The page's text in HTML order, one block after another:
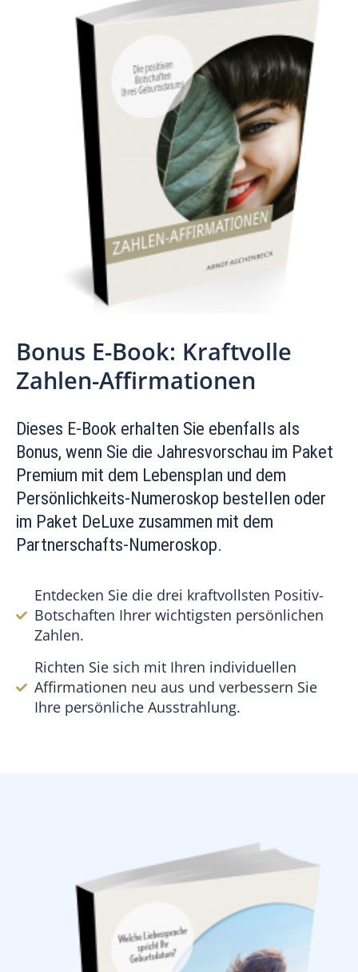
Bonus E-Book: Kraftvolle
Zahlen-Affirmationen
Dieses E-Book erhalten Sie ebenfalls als
Bonus, wenn Sie die Jahresvorschau im Paket
Premium mit dem Lebensplan und dem
Persönlichkeits-Numeroskop bestellen oder
im Paket DeLuxe zusammen mit dem
Partnerschafts-Numeroskop.
Entdecken Sie die drei kraftvollsten Positiv-
Botschaften Ihrer wichtigsten persönlichen
Zahlen.
Richten Sie sich mit Ihren individuellen
Affirmationen neu aus und verbessern Sie
Ihre persönliche Ausstrahlung.